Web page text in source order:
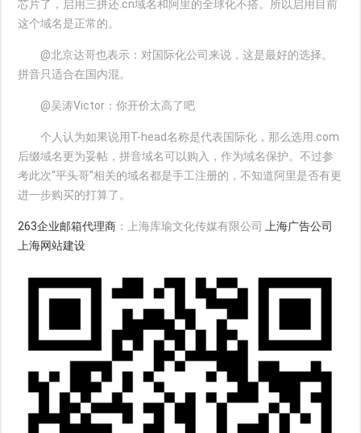
芯片了，启用三拼还.cn域名和阿里的全球化不搭。所以启用目前
这个域名是正常的。
@北京达哥也表示：对国际化公司来说，这是最好的选择。
拼音只适合在国内混。
@吴涛Victor：你开价太高了吧
个人认为如果说用T-head名称是代表国际化，那么选用.com
后缀域名更为妥帖，拼音域名可以购入，作为域名保护。不过参
考此次“平头哥”相关的域名都是手工注册的，不知道阿里是否有更
进一步购买的打算了。
263企业邮箱代理商 ：上海库瑜文化传媒有限公司
上海广告公司
上海网站建设